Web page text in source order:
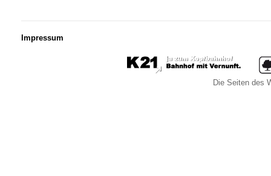
Impressum
Die Seiten des